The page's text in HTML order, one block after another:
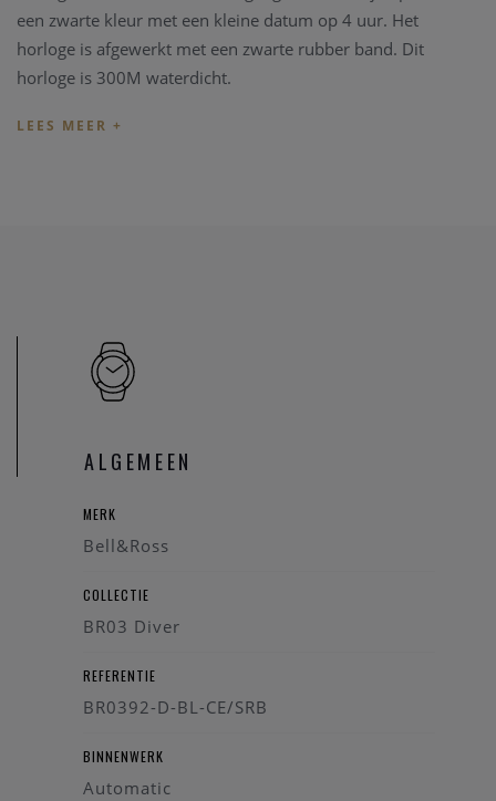
een zwarte kleur met een kleine datum op 4 uur. Het
horloge is afgewerkt met een zwarte rubber band. Dit
horloge is 300M waterdicht.
Het binnenwerk, de motor van het horloge, is een
, kan u steeds
te woord staan.
momenten een onderhoud
van het technisch instrument te kunnen garanderen.
ALGEMEEN
MERK
Bell&Ross
COLLECTIE
BR03 Diver
REFERENTIE
BR0392-D-BL-CE/SRB
BINNENWERK
Automatic